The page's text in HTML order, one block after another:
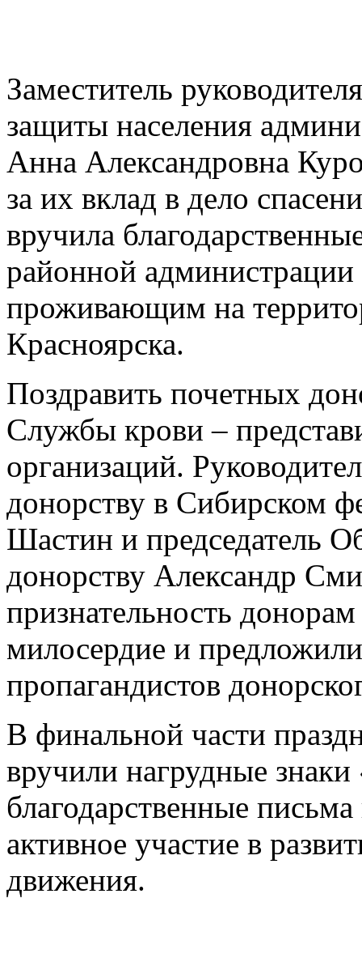
Заместитель
защиты населения
Анна Александровна
за их вклад в дело
вручила
районной
проживающим на
Красноярска.
Поздравить почетных
Службы крови –
организаций.
донорству в Сибирском
Шастин и председатель
донорству Александр
признательность
милосердие и
пропагандистов
В финальной части
вручили нагрудные
благодарственные
активное участие в
движения.